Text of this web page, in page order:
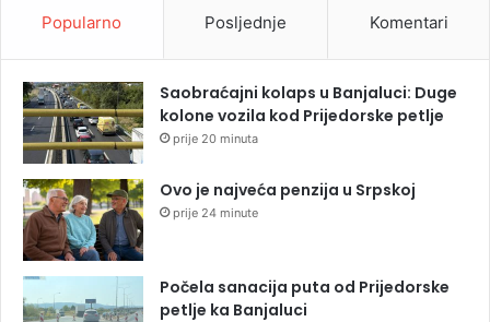
Popularno Posljednje Komentari
Saobraćajni kolaps u Banjaluci: Duge
kolone vozila kod Prijedorske petlje
prije 20 minuta
Ovo je najveća penzija u Srpskoj
prije 24 minute
Počela sanacija puta od Prijedorske
petlje ka Banjaluci